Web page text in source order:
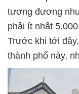
tương đương
phải ít nhất
Trước khi tới
thành phố này,